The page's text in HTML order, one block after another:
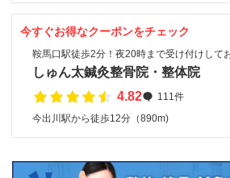
今すぐお得なクーポンをチェック
鞍馬口駅徒歩2分！夜20時まで受け付けして
しゅん太鍼灸整骨院・整体院
4.82
111件
今出川駅から徒歩12分（890m)